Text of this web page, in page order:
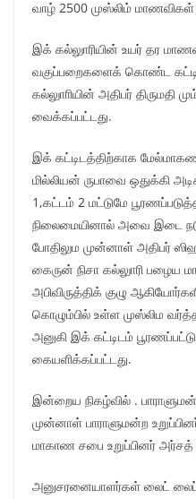
வாழ் 2500 முஸ்லிம் மாணவிகள்
இக் கல்லுாரியின் உயர் தர
வகுப்பறைகளைக் கொண்ட
கல்லுாாியின் அதிபர் திருமதி
வைக்கப்பட்டது.
இக் கட்டிடத்திற்காக
மில்லியன் ருபாவை ஒதுக்கி
1,கட்டம் 2 மட்டுமே
நிலைமையினால் அவை இடை
போதிலும முன்னாள் அதிபர்
கைருன் நிசா கல்லுாரி பழைய
அபிவிருத்திக் குழு
கொழும்பில் உள்ள முஸ்லிம
அனுகி இக் கட்டிடம்
கையளிக்கப்பட்டது.
இன்றைய நிகழ்வில் .
முன்னாள் பாராளுமன்ற
மாகாண சபை உறுப்பினர்
அனுசரனையாளர்கள் லைட் லைப்